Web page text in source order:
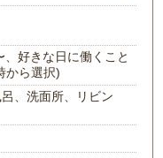
好きな日に働くこと
から選択)
、洗面所、リビン